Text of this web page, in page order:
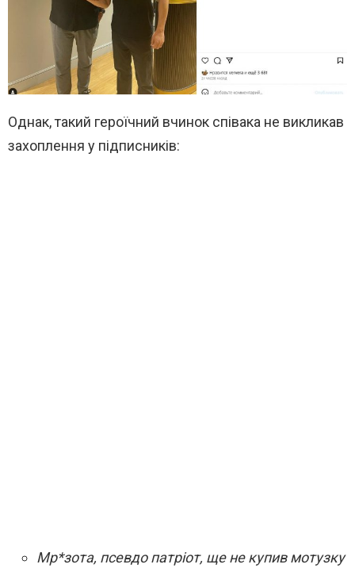
Однак, такий героїчний вчинок співака не викликав
захоплення у підписників:
Мр*зота, псевдо патріот, ще не купив мотузку